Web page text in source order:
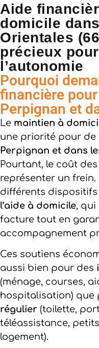
Aide
domicile
Orientales
précieux
l’autonomie
Pourquoi
financière pour
Perpignan et
Le maintien à
une priorité pour de
Perpignan et dans
Pourtant, le coût
représenter un frein.
différents dispositifs
l’aide à domicile, qui
facture tout en
accompagnement
Ces soutiens
aussi bien pour des
(ménage, courses,
hospitalisation) que
régulier (toilette,
téléassistance,
logement).